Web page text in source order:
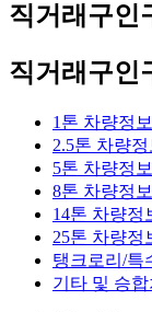
직거래구인
직거래구인
1톤 차량정보
2.5톤 차량정
5톤 차량정보
8톤 차량정보
14톤 차량정
25톤 차량정
탱크로리/특
기타 및 승